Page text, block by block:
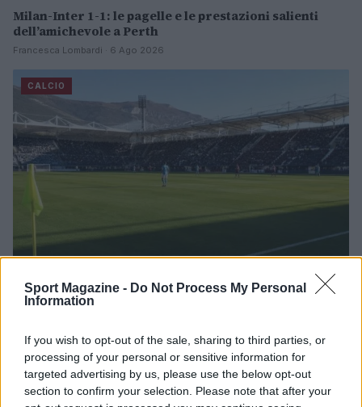
Sport Magazine - Do Not Process My Personal
Information
If you wish to opt-out of the sale, sharing to third parties, or
processing of your personal or sensitive information for
targeted advertising by us, please use the below opt-out
section to confirm your selection. Please note that after your
Milan-Inter 1-1: le pagelle e le prestazioni salienti
dell’amichevole a Perth
Francesca Lombardi · 6 Ago 2026
CALCIO
Napoli-Osasuna 2-1: la cronaca dettagliata
Ilaria Mauri · 5 Ago 2026
CALCIO